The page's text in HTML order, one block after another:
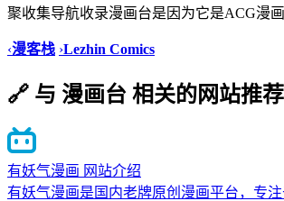
聚收集导航收录漫画台是因为它是ACG漫
‹漫客栈 ›Lezhin Comics
🔗 与 漫画台 相关的网站推荐
有妖气漫画 网站介绍
有妖气漫画是国内老牌原创漫画平台，专